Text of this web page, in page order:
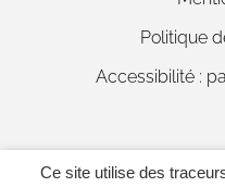
Ce site utilise des
Politique
Accessibilité :
Site